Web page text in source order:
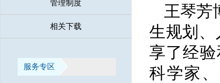
管理制度
相关下载
服务专区
王琴芳
生规划、
享了经
科学家